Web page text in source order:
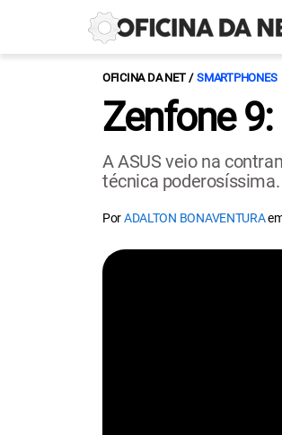
OFICINA DA NET SMARTPHONES
Zenfone
A ASUS veio na
técnica
PorADALTON BONAVENTURA